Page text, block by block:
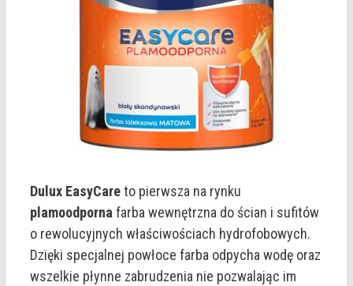
Dulux EasyCareto pierwsza na rynku
plamoodpornafarba wewnętrzna do ścian i sufitów
o rewolucyjnych właściwościach hydrofobowych.
Dzięki specjalnej powłoce farba odpycha wodę oraz
wszelkie płynne zabrudzenia nie pozwalając im